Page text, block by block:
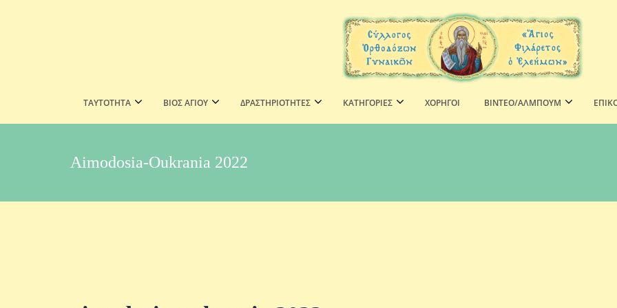
ΤΑΥΤΟΤΗΤΑ ΒΙΟΣ ΑΓΙΟΥ ΔΡΑΣΤΗΡΙΟΤΗΤΕΣ ΚΑΤΗΓΟΡΙΕΣ ΧΟΡΗΓΟΊ ΒΙΝΤΕΟ/ΑΛΜΠΟΥΜ
Aimodosia-Oukrania 2022